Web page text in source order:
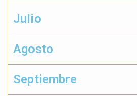
Julio
Agosto
Septiembre